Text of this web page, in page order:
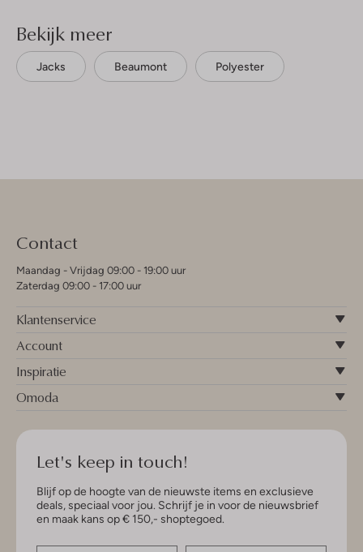
Bekijk meer
Jacks Beaumont Polyester
Contact
Maandag - Vrijdag 09:00 - 19:00 uur
Zaterdag 09:00 - 17:00 uur
Klantenservice
Account
Inspiratie
Omoda
Let's keep in touch!
Blijf op de hoogte van de nieuwste items en exclusieve
deals, speciaal voor jou. Schrijf je in voor de nieuwsbrief
en maak kans op € 150,- shoptegoed.